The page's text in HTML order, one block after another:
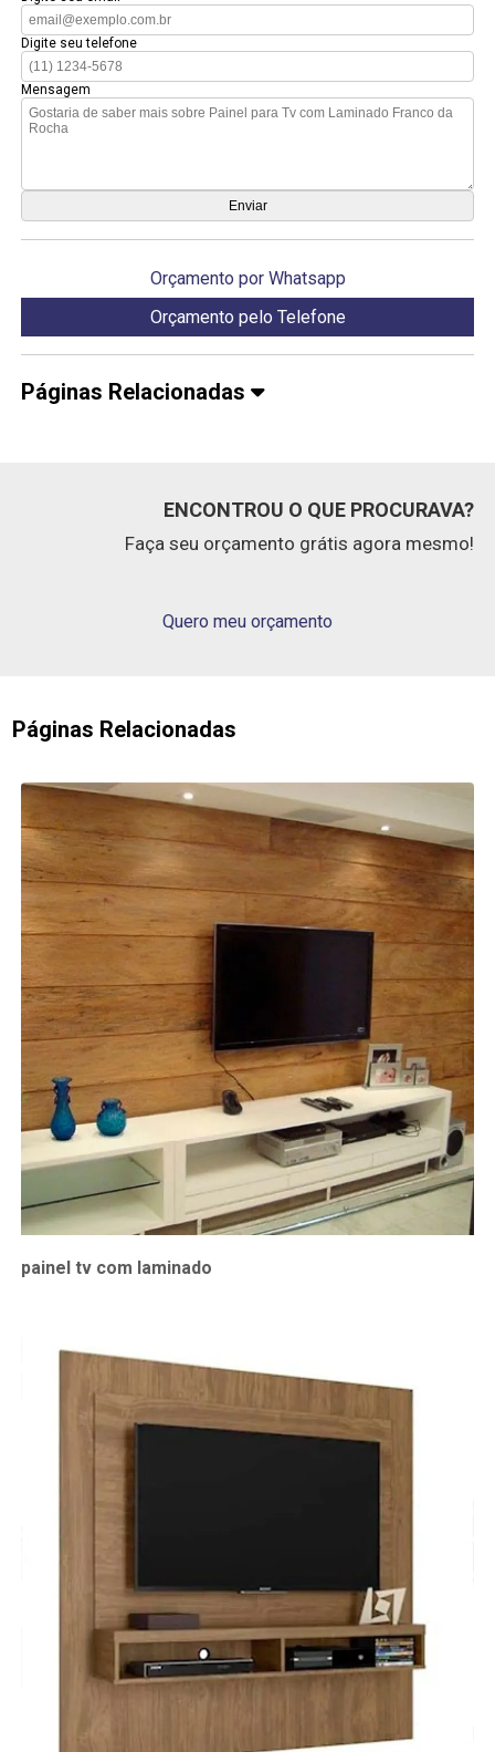
Digite seu telefone
Mensagem
Orçamento por Whatsapp
Orçamento pelo Telefone
Páginas Relacionadas
ENCONTROU O QUE PROCURAVA?
Faça seu orçamento grátis agora mesmo!
Quero meu orçamento
Páginas Relacionadas
painel tv com laminado